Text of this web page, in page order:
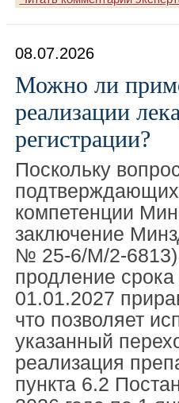
08.07.2026
Можно ли
реализации
регистрации?
Поскольку
подтверждающих
компетенции
заключение
№ 25-6/М/2-
продление
01.01.2027
что позволяет
указанный
реализация
пункта 6.2